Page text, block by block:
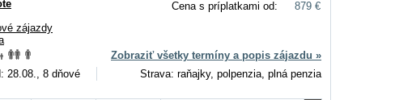
Cena s príplatkami od:
879 €
zájazdy
Zobraziť všetky termíny a popis zájazdu »
28.08., 8 dňové
Strava: raňajky, polpenzia, plná penzia